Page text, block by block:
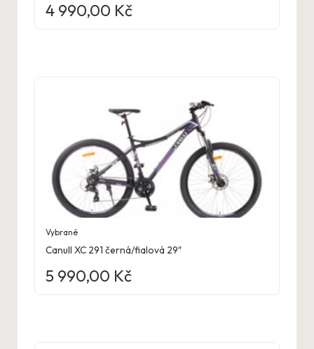
4 990,00 Kč
Vybrané
Canull XC 291 černá/fialová 29″
5 990,00 Kč